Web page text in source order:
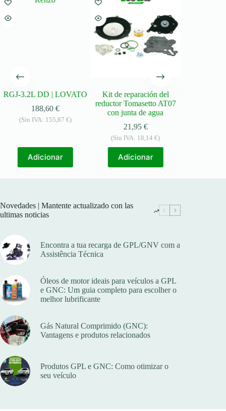
RGJ-3.2L DD | LOVATO
188,60 €
(Sin IVA: 155,87 €)
Adicionar
Kit de reparación del
reductor Tomasetto AT07
con junta de agua
21,95 €
(Sin IVA: 18,14€)
Adicionar
Novedades | Mantente actualizado con las
ultimas noticias
Encontra a tua recarga de GPL/GNV com a
Assistência Técnica
Óleos de motor ideais para veículos a GPL
e GNC: Um guia completo para escolher o
melhor lubrificante
Gás Natural Comprimido (GNC):
Vantagens e produtos relacionados
Produtos GPL e GNC: Como otimizar o
seu veículo